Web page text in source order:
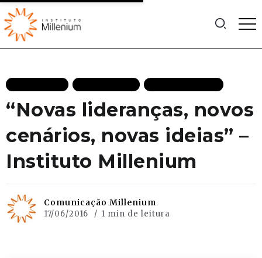
“Novas lideranças, novos
cenários, novas ideias” –
Instituto Millenium
Comunicação Millenium
17/06/2016 1 min de leitura